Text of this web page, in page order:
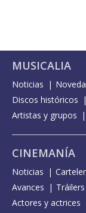
MUSICALIA
Noticias
Discos históricos
Artistas y grupos
CINEMANÍA
Noticias
Avances
Tráilers
Actores y actrices